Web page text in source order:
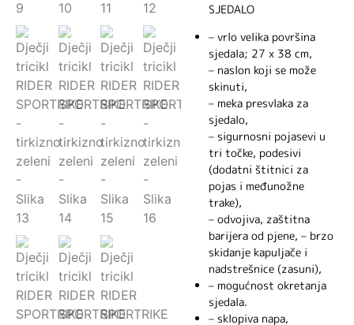
SJEDALO
– vrlo velika površina
sjedala; 27 x 38 cm,
– naslon koji se može
skinuti,
– meka presvlaka za
sjedalo,
– sigurnosni pojasevi u
tri točke, podesivi
(dodatni štitnici za
pojas i međunožne
trake),
– odvojiva, zaštitna
barijera od pjene, – brzo
skidanje kapuljače i
nadstrešnice (zasuni),
– mogućnost okretanja
sjedala.
– sklopiva napa,